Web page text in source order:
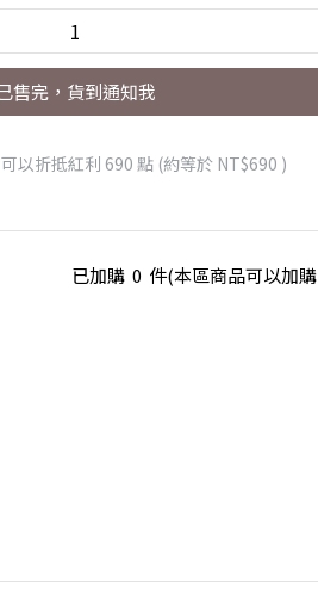
售完，貨到通知我
以折抵紅利 690 點 (約等於 NT$690 )
已加購 0 件(本區商品可以加購